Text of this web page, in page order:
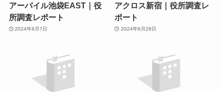
アーバイル池袋EAST｜役
所調査レポート
2024年8月7日
アクロス新宿｜役所調査レ
ポート
2024年6月28日